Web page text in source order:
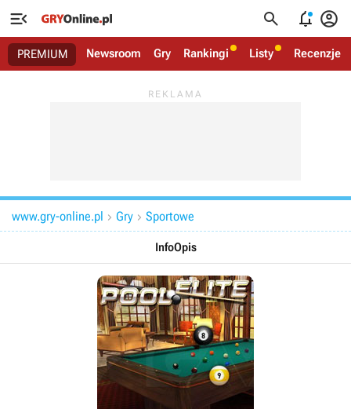
   
PREMIUM Newsroom Gry Rankingi Listy Recenzje
www.gry-online.pl  Gry  Sportowe
InfoOpis